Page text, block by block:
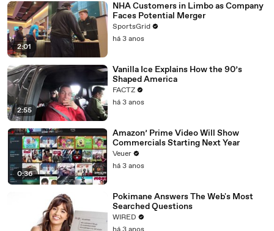
2:01
NHA Customers in Limbo as Company
Faces Potential Merger
SportsGrid
há 3 anos
2:55
Vanilla Ice Explains How the 90’s
Shaped America
FACTZ
há 3 anos
0:36
Amazon’ Prime Video Will Show
Commercials Starting Next Year
Veuer
há 3 anos
Pokimane Answers The Web's Most
Searched Questions
WIRED